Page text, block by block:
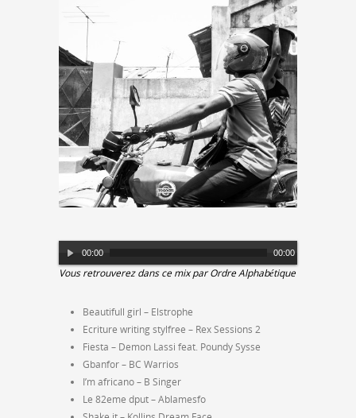
Lecteur
audio
00:00 00:00
Vous retrouverez dans ce mix par Ordre Alphabétique
Beautifull girl – Elstrophe
Ecriture writing stylfree – Rex Sessions 2
Fiesta – Demon Lassi feat. Poundy Sysse
Gbanfor – BC Warrios
I’m africano – B Singer
Le 82eme dput – Ablamesfo